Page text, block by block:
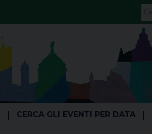
CERCA GLI EVENTI PER DATA